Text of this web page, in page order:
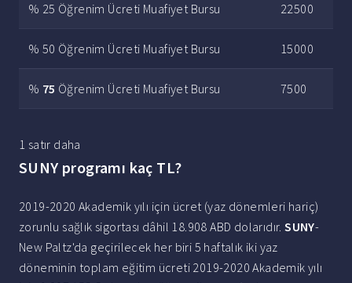
% 25 Öğrenim Ücreti Muafiyet Bursu 22500
% 50 Öğrenim Ücreti Muafiyet Bursu 15000
% 75 Öğrenim Ücreti Muafiyet Bursu 7500
1 satır daha
SUNY programı kaç TL?
2019-2020 Akademik yılı için ücret (yaz dönemleri hariç)
zorunlu sağlık sigortası dâhil 18.908 ABD dolarıdır.SUNY-
New Paltz'da geçirilecek her biri 5 haftalık iki yaz
döneminin toplam eğitim ücreti 2019-2020 Akademik yılı